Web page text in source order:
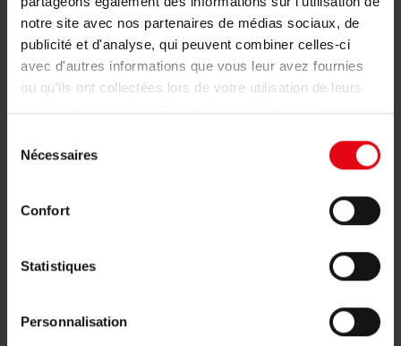
notre site avec nos partenaires de médias sociaux, de
publicité et d'analyse, qui peuvent combiner celles-ci
avec d'autres informations que vous leur avez fournies
ou qu'ils ont collectées lors de votre utilisation de leurs
Nécessaires
Confort
Statistiques
Personnalisation
Retrouvez nos idées recettes ici : Les recettes du
Maître Charcutier